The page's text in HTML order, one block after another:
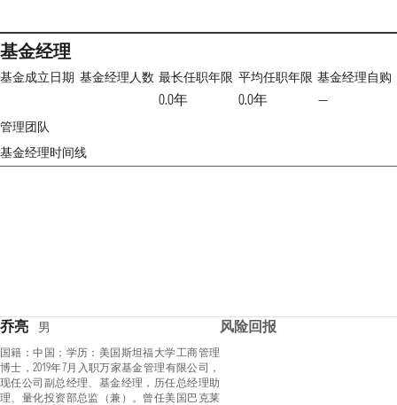
基金经理
基金成立日期 基金经理人数 最长任职年限
0.0年
平均任职年限
0.0年
基金经理自购
—
管理团队
基金经理时间线
乔亮 男
国籍：中国；学历：美国斯坦福大学工商管理
博士，2019年7月入职万家基金管理有限公司，
现任公司副总经理、基金经理，历任总经理助
理、量化投资部总监（兼）。曾任美国巴克莱
风险回报